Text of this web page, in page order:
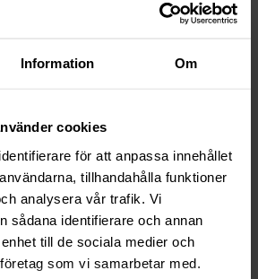
Information Om
cookies
för att anpassa innehållet
tillhandahålla funktioner
analysera vår trafik. Vi
sådana identifierare och annan
till de sociala medier och
som vi samarbetar med.
tillfälle i livet. Bokar du
din stil och smak.